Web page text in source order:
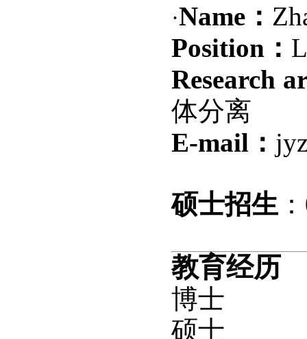
·Name：
Position ：
Research
体分离
E-mail：
硕士招生 ：
教育经历
博士
硕士